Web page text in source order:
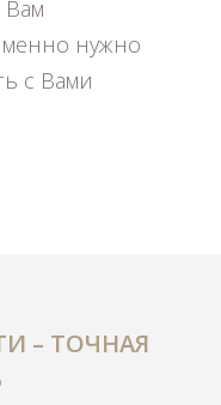
нужно
с Вами
– ТОЧНАЯ